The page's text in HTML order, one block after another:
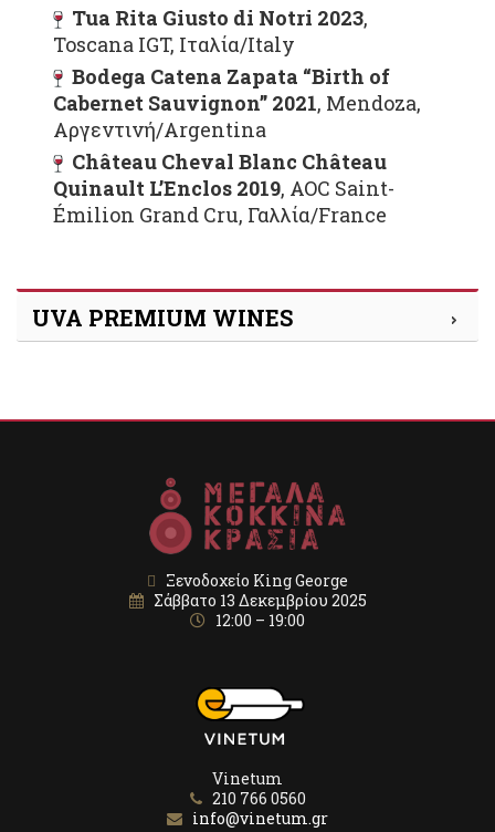
Tua Rita Giusto di Notri 2023,
Toscana IGT, Ιταλία/Italy
Bodega Catena Zapata “Birth of
Cabernet Sauvignon” 2021, Mendoza,
Αργεντινή/Argentina
Château Cheval Blanc Château
Quinault L’Enclos 2019, AOC Saint-
Émilion Grand Cru, Γαλλία/France
UVA PREMIUM WINES
Ξενοδοχείο King George
Σάββατο 13 Δεκεμβρίου 2025
12:00 – 19:00
Vinetum
210 766 0560
info@vinetum.gr